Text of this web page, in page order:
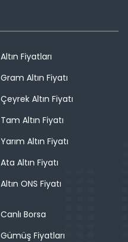
Altın Fiyatları
Gram Altın Fiyatı
Çeyrek Altın Fiyatı
Tam Altın Fiyatı
Yarım Altın Fiyatı
Ata Altın Fiyatı
Altın ONS Fiyatı
Canlı Borsa
Gümüş Fiyatları